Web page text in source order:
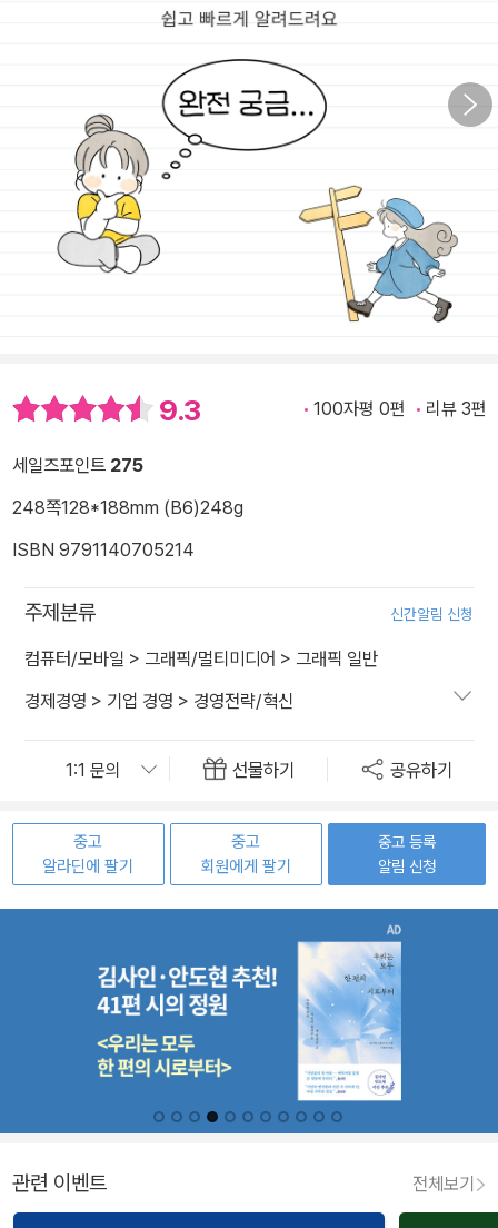
9.3 100자평 0편 리뷰 3편
세일즈포인트 275
248쪽128*188mm (B6)248g
ISBN 9791140705214
주제분류 신간알림 신청
컴퓨터/모바일 > 그래픽/멀티미디어 > 그래픽 일반
경제경영 > 기업 경영 > 경영전략/혁신
선물하기 공유하기
중고
알라딘에 팔기
중고
회원에게 팔기
중고 등록
알림 신청
관련 이벤트 전체보기